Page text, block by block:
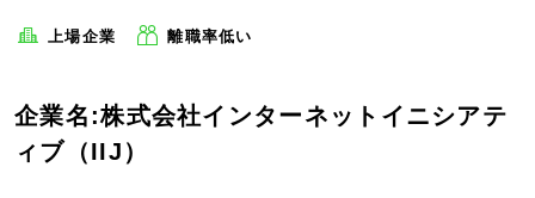
上場企業 離職率低い
企業名:株式会社インターネットイニシアテ
ィブ（IIJ）